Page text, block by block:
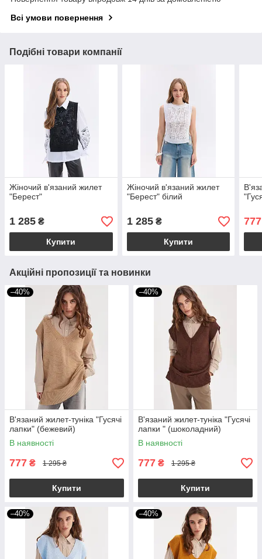
Всі умови повернення
Подібні товари компанії
Жіночий в'язаний жилет
"Берест"
1 285 ₴
Купити
Жіночий в'язаний жилет
"Берест" білий
1 285₴
Купити
777
Акційні пропозиції та новинки
–40%
В'язаний жилет-туніка "Гусячі
лапки" (бежевий)
В наявності
777 ₴ 1 295 ₴
Купити
–40%
В'язаний жилет-туніка "Гусячі
лапки " (шоколадний)
В наявності
777 ₴ 1 295 ₴
Купити
–40% –40%